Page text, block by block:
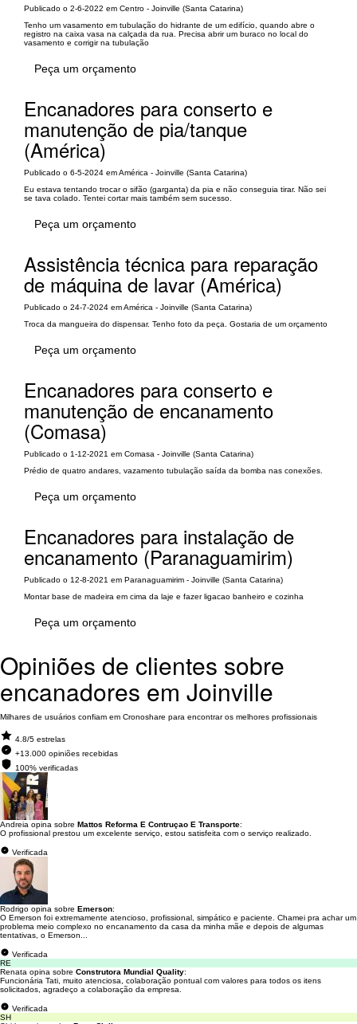
Publicado o 2-6-2022 em Centro - Joinville (Santa Catarina)
Tenho um vasamento em tubulação do hidrante de um edifício, quando abre o
registro na caixa vasa na calçada da rua. Precisa abrir um buraco no local do
vasamento e corrigir na tubulação
Peça um orçamento
Encanadores para conserto e
manutenção de pia/tanque
(América)
Publicado o 6-5-2024 em América - Joinville (Santa Catarina)
Eu estava tentando trocar o sifão (garganta) da pia e não conseguia tirar. Não sei
se tava colado. Tentei cortar mais também sem sucesso.
Peça um orçamento
Assistência técnica para reparação
de máquina de lavar (América)
Publicado o 24-7-2024 em América - Joinville (Santa Catarina)
Troca da mangueira do dispensar. Tenho foto da peça. Gostaria de um orçamento
Peça um orçamento
Encanadores para conserto e
manutenção de encanamento
(Comasa)
Publicado o 1-12-2021 em Comasa - Joinville (Santa Catarina)
Prédio de quatro andares, vazamento tubulação saída da bomba nas conexões.
Peça um orçamento
Encanadores para instalação de
encanamento (Paranaguamirim)
Publicado o 12-8-2021 em Paranaguamirim - Joinville (Santa Catarina)
Montar base de madeira em cima da laje e fazer ligacao banheiro e cozinha
Peça um orçamento
Opiniões de clientes sobre
encanadores em Joinville
Milhares de usuários confiam em Cronoshare para encontrar os melhores profissionais
4.8/5 estrelas
+13.000 opiniões recebidas
100% verificadas
Andreia opina sobre Mattos Reforma E Contruçao E Transporte:
O profissional prestou um excelente serviço, estou satisfeita com o serviço realizado.
Verificada
Rodrigo opina sobre Emerson:
O Emerson foi extremamente atencioso, profissional, simpático e paciente. Chamei pra achar um
problema meio complexo no encanamento da casa da minha mãe e depois de algumas
tentativas, o Emerson...
Verificada
RE
Renata opina sobre Construtora Mundial Quality:
Funcionária Tati, muito atenciosa, colaboração pontual com valores para todos os itens
solicitados, agradeço a colaboração da empresa.
Verificada
SH